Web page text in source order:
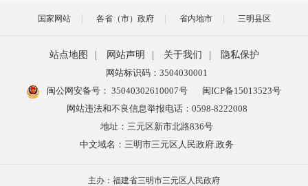
国家网站 各省（市）政府 省内地市 三明县区
站点地图 网站声明 关于我们
隐私保护
网站标识码：3504030001
闽公网安备号： 35040302610007号
闽ICP备15013523号
网站违法和不良信息举报电话：0598-8222008
地址：三元区新市北路836号
中文域名：三明市三元区人民政府.政务
主办：福建省三明市三元区人民政府